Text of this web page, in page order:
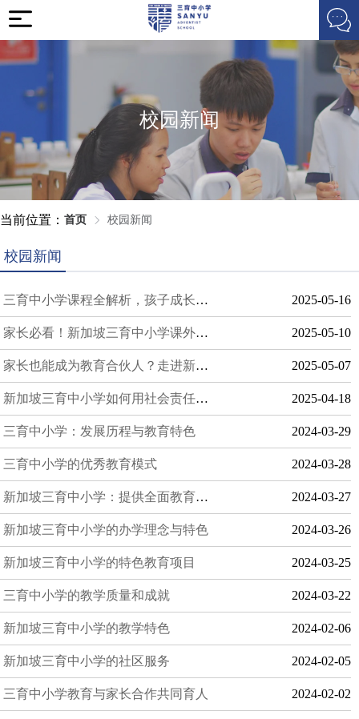
校园新闻
当前位置： 首页 校园新闻
校园新闻
三育中小学课程全解析，孩子成长路上的优质选择！ 2025-05-16
家长必看！新加坡三育中小学课外活动让孩子脱颖而出的秘诀 2025-05-10
家长也能成为教育合伙人？走进新加坡三育中小学的家校共育模式！ 2025-05-07
新加坡三育中小学如何用社会责任教育点亮学生的未来？ 2025-04-18
三育中小学：发展历程与教育特色 2024-03-29
三育中小学的优秀教育模式 2024-03-28
新加坡三育中小学：提供全面教育的基督教学府 2024-03-27
新加坡三育中小学的办学理念与特色 2024-03-26
新加坡三育中小学的特色教育项目 2024-03-25
三育中小学的教学质量和成就 2024-03-22
新加坡三育中小学的教学特色 2024-02-06
新加坡三育中小学的社区服务 2024-02-05
三育中小学教育与家长合作共同育人 2024-02-02